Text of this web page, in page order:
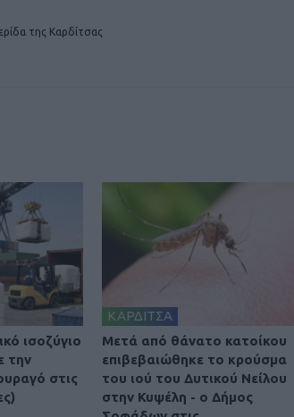
της Καρδίτσας
ισοζύγιο
την
στις
ΚΑΡΔΙΤΣΑ
Μετά από θάνατο κατοίκου
επιβεβαιώθηκε το κρούσμα
του ιού του Δυτικού Νείλου
στην Κυψέλη - ο Δήμος